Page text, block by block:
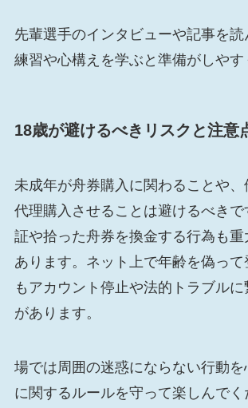
先輩選手のインタビューや記事を
練習や心構えを学ぶと準備がしやす
18歳が避けるべきリスクと注意
未成年が舟券購入に関わることや、
代理購入させることは避けるべきで
証や拾った舟券を換金する行為も
あります。ネット上で年齢を偽って
もアカウント停止や法的トラブル
があります。
場では周囲の迷惑にならない行動を
に関するルールを守って楽しんでく